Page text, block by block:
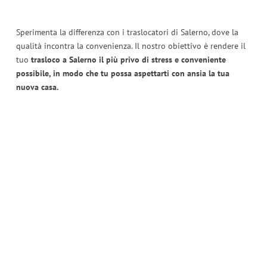
Sperimenta la differenza con i traslocatori di Salerno, dove la
qualità incontra la convenienza. Il nostro obiettivo è rendere il
tuo trasloco a Salerno il più privo di stress e conveniente
possibile, in modo che tu possa aspettarti con ansia la tua
nuova casa.